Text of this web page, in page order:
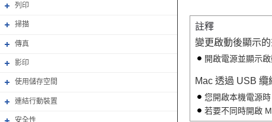
列印
掃描
傳真
影印
使用儲存空間
連結行動裝置
註釋
變更啟動後顯示
開啟電源並顯示
Mac 透過 USB
您開啟本機電源
若要不同時開啟